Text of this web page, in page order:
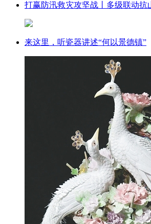
打赢防汛救灾攻坚战丨多级联动抗
来这里，听瓷器讲述“何以景德镇”